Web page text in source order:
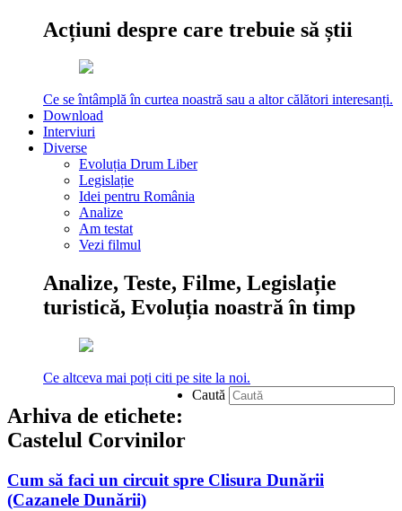
Acțiuni despre care trebuie să știi
Ce se întâmplă în curtea noastră sau a altor călători interesanți.
Download
Interviuri
Diverse
Evoluția Drum Liber
Legislație
Idei pentru România
Analize
Am testat
Vezi filmul
Analize, Teste, Filme, Legislație
turistică, Evoluția noastră în timp
Ce altceva mai poți citi pe site la noi.
Caută
Arhiva de etichete:
Castelul Corvinilor
Cum să faci un circuit spre Clisura Dunării
(Cazanele Dunării)